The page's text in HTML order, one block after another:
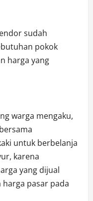
sudah
pokok
harga yang
warga mengaku,
untuk berbelanja
karena
yang dijual
pasar pada